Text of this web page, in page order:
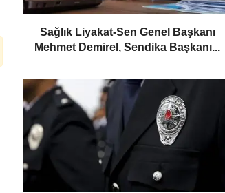
​Sağlık Liyakat-Sen Genel Başkanı
Mehmet Demirel, Sendika Başkanı...